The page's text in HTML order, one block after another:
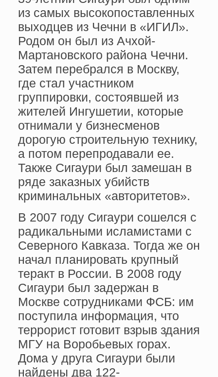
из самых высокопоставленных
выходцев из Чечни в «ИГИЛ».
Родом он был из Ачхой-
Мартановского района Чечни.
Затем перебрался в Москву,
где стал участником
группировки, состоявшей из
жителей Ингушетии, которые
отнимали у бизнесменов
дорогую строительную технику,
а потом перепродавали ее.
Также Сигаури был замешан в
ряде заказных убийств
криминальных «авторитетов».
В 2007 году Сигаури сошелся с
радикальными исламистами с
Северного Кавказа. Тогда же он
начал планировать крупный
теракт в России. В 2008 году
Сигаури был задержан в
Москве сотрудниками ФСБ: им
поступила информация, что
террорист готовит взрыв здания
МГУ на Воробьевых горах.
Дома у друга Сигаури были
найдены два 122-